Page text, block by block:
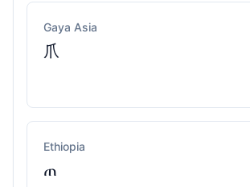
Gaya Asia
爪
Ethiopia
ጠ